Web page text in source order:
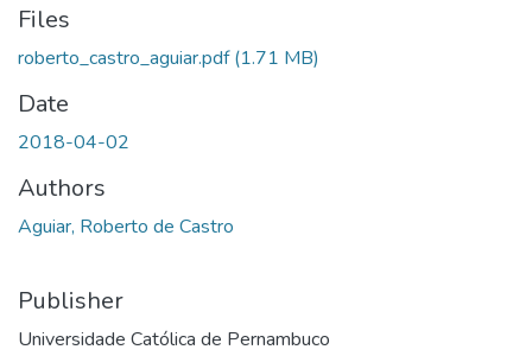
Files
roberto_castro_aguiar.pdf(1.71 MB)
Date
2018-04-02
Authors
Aguiar, Roberto de Castro
Publisher
Universidade Católica de Pernambuco